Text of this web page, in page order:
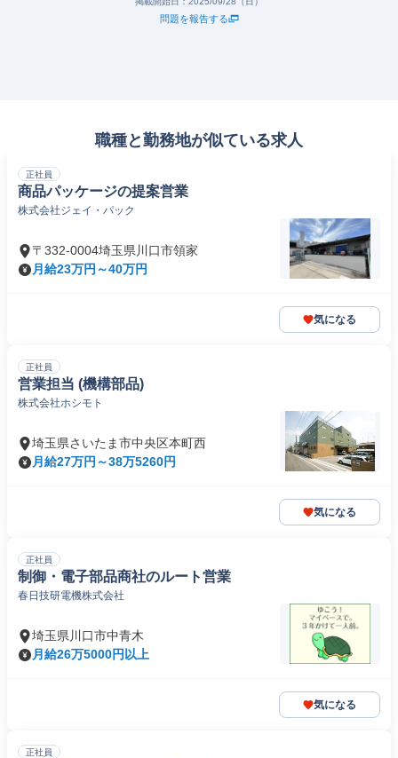
問題を報告する
職種と勤務地が似ている求人
正社員
商品パッケージの提案営業
株式会社ジェイ・パック
〒332-0004埼玉県川口市領家
月給23万円～40万円
気になる
正社員
営業担当 (機構部品)
株式会社ホシモト
埼玉県さいたま市中央区本町西
月給27万円～38万5260円
気になる
正社員
制御・電子部品商社のルート営業
春日技研電機株式会社
埼玉県川口市中青木
月給26万5000円以上
気になる
正社員